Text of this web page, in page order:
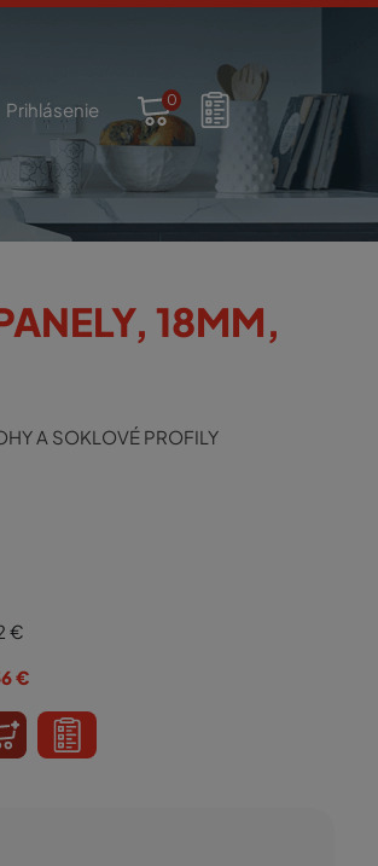
Prihlásenie 0
18MM,
A SOKLOVÉ PROFILY
€
€